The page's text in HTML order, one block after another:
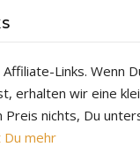
Links. Wenn
erhalten wir eine
Preis nichts, Du
mehr